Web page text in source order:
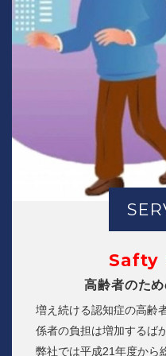
Safty
高齢者のた
増え続ける認知症の高齢
係者の負担は増加するば
弊社では平成21年度から